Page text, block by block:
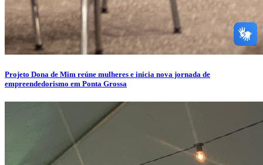
Projeto Dona de Mim reúne mulheres e inicia nova jornada de
empreendedorismo em Ponta Grossa